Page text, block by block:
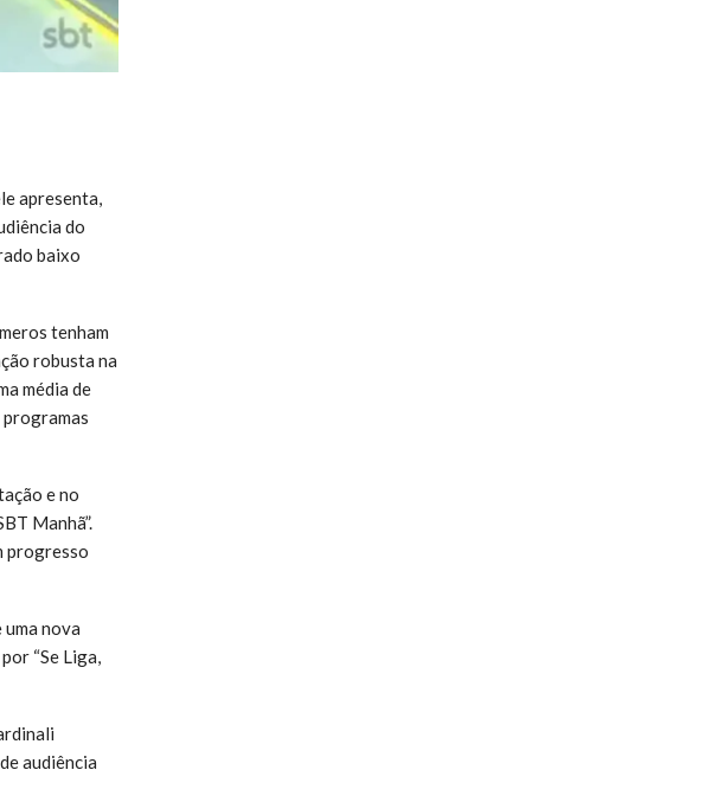
apresenta,
do
baixo
tenham
robusta na
média de
programas
e no
Manhã”.
progresso
nova
“Se Liga,
audiência